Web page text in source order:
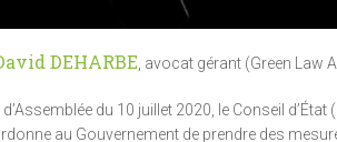
DEHARBE , avocat gérant (Green Law
du 10 juillet 2020, le Conseil d’État (
au Gouvernement de prendre des